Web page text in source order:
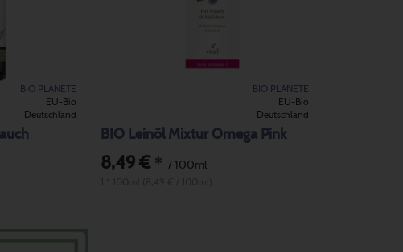
BIO PLANETE
EU-Bio
Deutschland
BIO PLANETE
EU-Bio
Deutschland
BIO Leinöl Mixtur Omega Pink
8,49 € * / 100ml